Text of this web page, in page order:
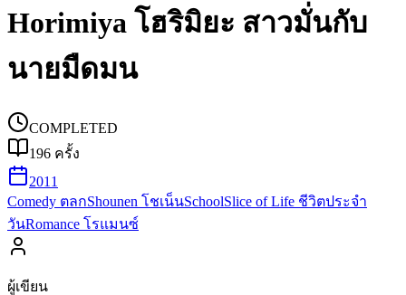
Horimiya โฮริมิยะ สาวมั่นกับ
นายมืดมน
COMPLETED
196 ครั้ง
2011
Comedy ตลกShounen โชเน็นSchoolSlice of Life ชีวิตประจำ
วันRomance โรแมนซ์
ผู้เขียน